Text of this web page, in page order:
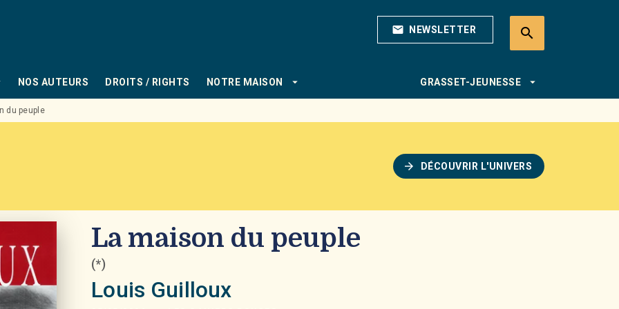
mail NEWSLETTER search
NOS AUTEURS DROITS / RIGHTS NOTRE MAISON arrow_drop_down GRASSET-JEUNESSE arrow_drop_down
du peuple
arrow_forward DÉCOUVRIR L'UNIVERS
La maison du peuple
(*)
Louis Guilloux